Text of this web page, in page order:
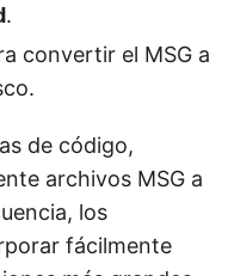
.
convertir el MSG a
de código,
archivos MSG a
los
fácilmente